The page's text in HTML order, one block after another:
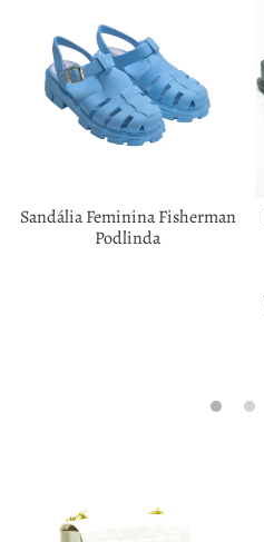
Sandália Feminina Fisherman
Podlinda